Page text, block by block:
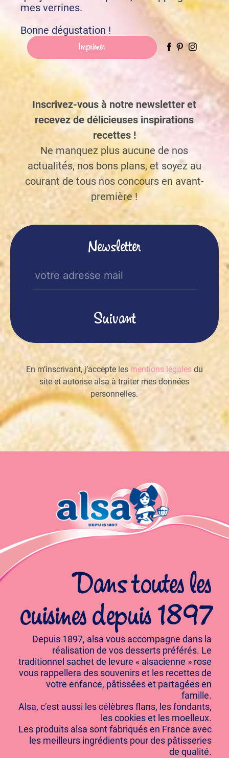
Imprimer
mes verrines.
Bonne dégustation !
Inscrivez-vous à notre newsletter et
recevez de délicieuses inspirations
recettes !
Ne manquez plus aucune de nos
actualités, nos bons plans, et soyez au
courant de tous nos concours en avant-
première !
Newsletter
E-
mail
En m’inscrivant, j’accepte les mentions légalesdu
site et autorise alsa à traiter mes données
personnelles.
Dans toutes les
cuisines depuis 1897
Depuis 1897, alsa vous accompagne dans la
réalisation de vos desserts préférés. Le
traditionnel sachet de levure « alsacienne » rose
vous rappellera des souvenirs et les recettes de
votre enfance, pâtissées et partagées en
famille.
Alsa, c’est aussi les célèbres flans, les fondants,
les cookies et les moelleux.
Les produits alsa sont fabriqués en France avec
les meilleurs ingrédients pour des pâtisseries
de qualité.